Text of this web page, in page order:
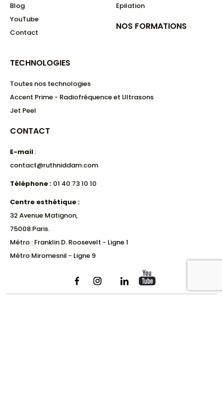
Blog
YouTube
Contact
Epilation
NOS FORMATIONS​
TECHNOLOGIES
Toutes nos technologies
Accent Prime - Radiofréquence et Ultrasons
Jet Peel
CONTACT
E-mail :
contact@ruthniddam.com
Téléphone : 01 40 73 10 10
Centre esthétique :
32 Avenue Matignon,
75008 Paris.
Métro : Franklin D. Roosevelt - Ligne 1
Métro Miromesnil - Ligne 9